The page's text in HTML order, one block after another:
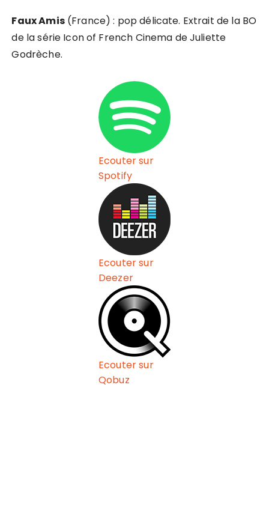
Faux Amis(France) : pop délicate. Extrait de la BO
de la série Icon of French Cinema de Juliette
Godrèche.
Ecouter sur
Spotify
Ecouter sur
Deezer
Ecouter sur
Qobuz